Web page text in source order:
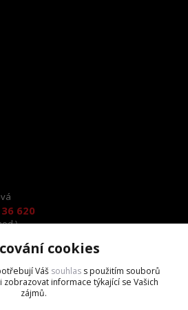
620
cookies
Váš souhlas s použitím souborů
zobrazovat informace týkající se Vašich
zájmů.